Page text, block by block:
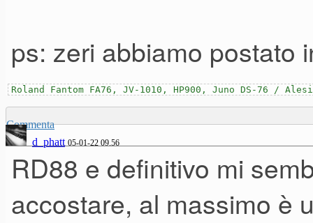
ps: zeri abbiamo postato
Roland Fantom FA76, JV-1010, HP900, Juno DS-76 /
Commenta
d_phatt 05-01-22 09.56
RD88 e definitivo mi
accostare, al massimo è